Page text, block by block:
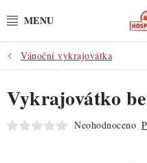
na
POTŘEBY
POMŮCKY
SUROVINY
Vánoční vykrajovátka
Vykrajovátko
Neohodnoceno